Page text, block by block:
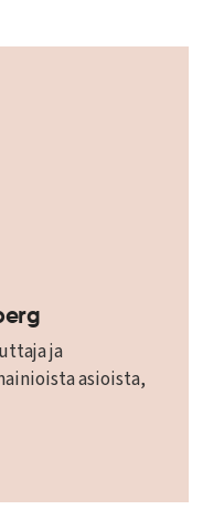
ja
asioista,